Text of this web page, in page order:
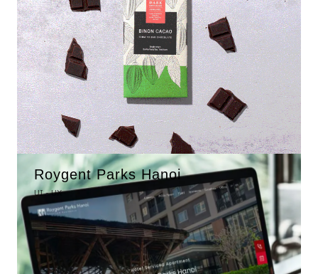
Roygent Parks Hanoi
UI - UX